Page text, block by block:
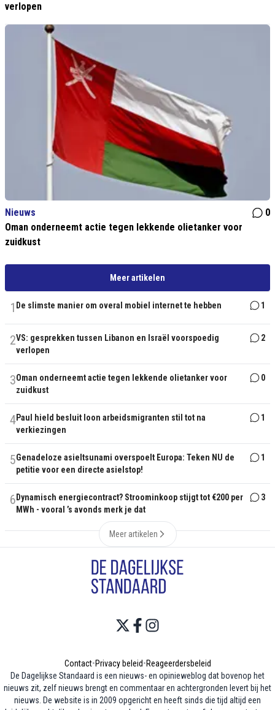
verlopen
Nieuws
0
Oman onderneemt actie tegen lekkende olietanker voor
zuidkust
Meer artikelen
1 De slimste manier om overal mobiel internet te hebben 1
2VS: gesprekken tussen Libanon en Israël voorspoedig
verlopen
2
3Oman onderneemt actie tegen lekkende olietanker voor
zuidkust
0
4Paul hield besluit loon arbeidsmigranten stil tot na
verkiezingen
1
5Genadeloze asieltsunami overspoelt Europa: Teken NU de
petitie voor een directe asielstop!
1
6 Dynamisch energiecontract? Stroominkoop stijgt tot €200 per
MWh - vooral ’s avonds merk je dat
3
Meer artikelen
Contact•Privacy beleid•Reageerdersbeleid
De Dagelijkse Standaard is een nieuws- en opinieweblog dat bovenop het
nieuws zit, zelf nieuws brengt en commentaar en achtergronden levert bij het
nieuws. De website is in 2009 opgericht en heeft sinds die tijd altijd een